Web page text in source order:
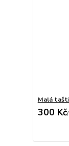
Malá
300 Kč/